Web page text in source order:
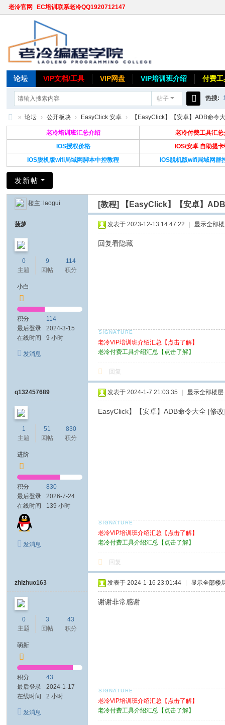
老冷官网 EC培训联系老冷QQ1920712147
论坛 VIP文档/工具 VIP网盘 VIP培训班介绍 付费
帖子
搜
索
热搜:
坛
» 论坛 › 公开板块 › EasyClick 安卓 › 【EasyClick】【安卓】ADB命令
老冷培训班汇总介绍
老冷付费工具汇总
IOS授权价格
IOS/安卓 自助提
IOS脱机版wifi局域网脚本中控教程
IOS脱机版wifi局域网群
发新帖
楼主: laogui [教程] 【EasyClick】【安卓】
菠萝
0
主题
9
回帖
114
积分
小白
积分
114
最后登录
2024-3-15
在线时间
9 小时
发消息
发表于 2023-12-13 14:47:22 显示全部
回复看隐藏
老冷VIP培训班介绍汇总【点击了解】
老冷付费工具介绍汇总【点击了解】
回复
q132457689
1
主题
51
回帖
830
积分
进阶
积分
830
最后登录
2026-7-24
在线时间
139 小时
发消息
发表于 2024-1-7 21:03:35 显示全部楼层
EasyClick】【安卓】ADB命令大全 [修
老冷VIP培训班介绍汇总【点击了解】
老冷付费工具介绍汇总【点击了解】
回复
zhizhuo163
0
主题
3
回帖
43
积分
萌新
积分
43
最后登录
2024-1-17
在线时间
2 小时
发消息
发表于 2024-1-16 23:01:44 显示全部楼
谢谢非常感谢
老冷VIP培训班介绍汇总【点击了解】
老冷付费工具介绍汇总【点击了解】